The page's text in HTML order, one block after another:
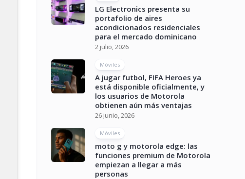
LG Electronics presenta su
portafolio de aires
acondicionados residenciales
para el mercado dominicano
2 julio, 2026
Móviles
A jugar futbol, FIFA Heroes ya
está disponible oficialmente, y
los usuarios de Motorola
obtienen aún más ventajas
26 junio, 2026
Móviles
moto g y motorola edge: las
funciones premium de Motorola
empiezan a llegar a más
personas